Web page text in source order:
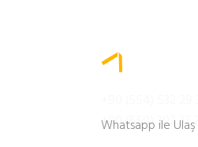
+90 (850) 302 33 22
Whatsapp ile Ulaş